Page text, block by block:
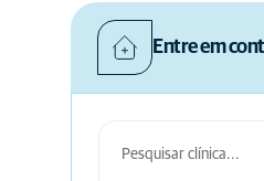
Entre em